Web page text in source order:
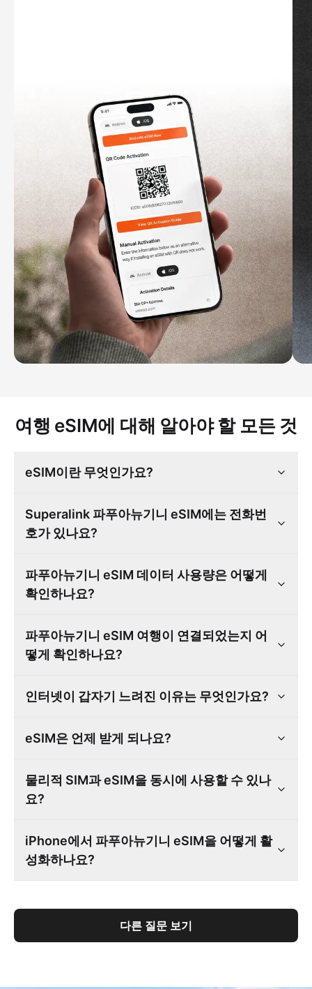
여행 eSIM에 대해 알아야 할 모든 것
eSIM이란 무엇인가요?
Superalink 파푸아뉴기니 eSIM에는 전화번
호가 있나요?
파푸아뉴기니 eSIM 데이터 사용량은 어떻게
확인하나요?
파푸아뉴기니 eSIM 여행이 연결되었는지 어
떻게 확인하나요?
인터넷이 갑자기 느려진 이유는 무엇인가요?
eSIM은 언제 받게 되나요?
물리적 SIM과 eSIM을 동시에 사용할 수 있나
요?
iPhone에서 파푸아뉴기니 eSIM을 어떻게 활
성화하나요?
다른 질문 보기